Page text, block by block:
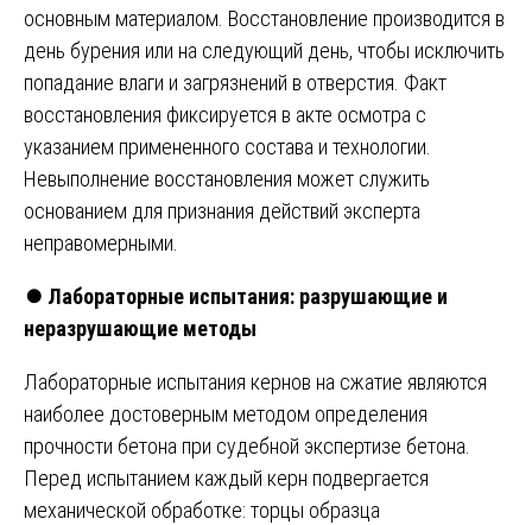
основным материалом. Восстановление производится в
день бурения или на следующий день, чтобы исключить
попадание влаги и загрязнений в отверстия. Факт
восстановления фиксируется в акте осмотра с
указанием примененного состава и технологии.
Невыполнение восстановления может служить
основанием для признания действий эксперта
неправомерными.
⏺️ Лабораторные испытания: разрушающие и
неразрушающие методы
Лабораторные испытания кернов на сжатие являются
наиболее достоверным методом определения
прочности бетона при судебной экспертизе бетона.
Перед испытанием каждый керн подвергается
механической обработке: торцы образца